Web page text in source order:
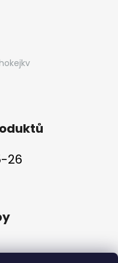
26
z 5 hvězdiček.